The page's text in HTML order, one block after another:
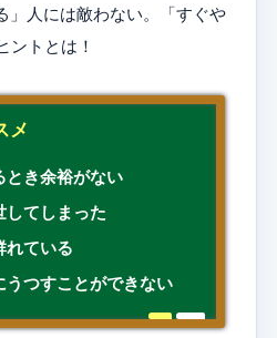
」人には敵わない。「すぐや
ントとは！
メ
とき余裕がない
してしまった
れている
うつすことができない